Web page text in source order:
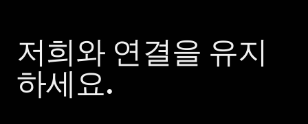
저희와 연결을 유지
하세요.